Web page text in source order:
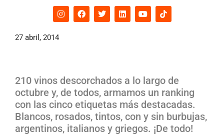
27 abril, 2014
210 vinos descorchados a lo largo de
octubre y, de todos, armamos un ranking
con las cinco etiquetas más destacadas.
Blancos, rosados, tintos, con y sin burbujas,
argentinos, italianos y griegos. ¡De todo!